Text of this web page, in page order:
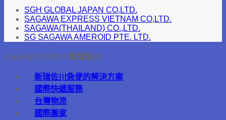
SGH GLOBAL JAPAN CO,LTD.
SAGAWA EXPRESS VIETNAM CO,LTD.
SAGAWA(THAILAND) CO.,LTD.
SG SAGAWA AMEROID PTE. LTD.
Copyright 2026 © 新瑞佐川
新瑞佐川急便的解決方案
國際快遞服務
台灣物流
國際搬家